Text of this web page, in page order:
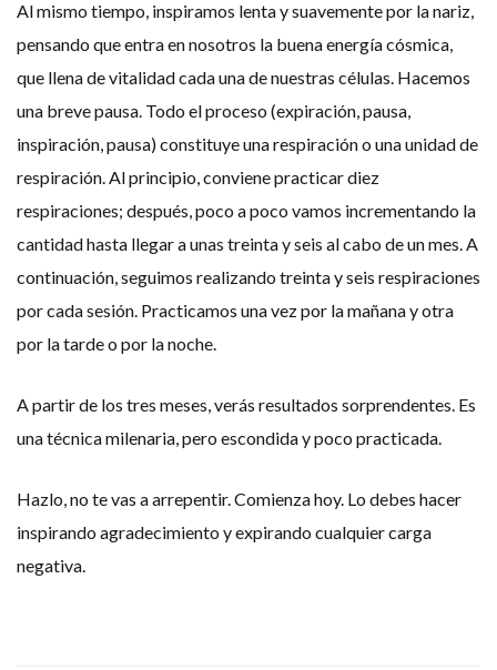
Al mismo tiempo, inspiramos lenta y suavemente por la nariz,
pensando que entra en nosotros la buena energía cósmica,
que llena de vitalidad cada una de nuestras células. Hacemos
una breve pausa. Todo el proceso (expiración, pausa,
inspiración, pausa) constituye una respiración o una unidad de
respiración. Al principio, conviene practicar diez
respiraciones; después, poco a poco vamos incrementando la
cantidad hasta llegar a unas treinta y seis al cabo de un mes. A
continuación, seguimos realizando treinta y seis respiraciones
por cada sesión. Practicamos una vez por la mañana y otra
por la tarde o por la noche.
A partir de los tres meses, verás resultados sorprendentes. Es
una técnica milenaria, pero escondida y poco practicada.
Hazlo, no te vas a arrepentir. Comienza hoy. Lo debes hacer
inspirando agradecimiento y expirando cualquier carga
negativa.